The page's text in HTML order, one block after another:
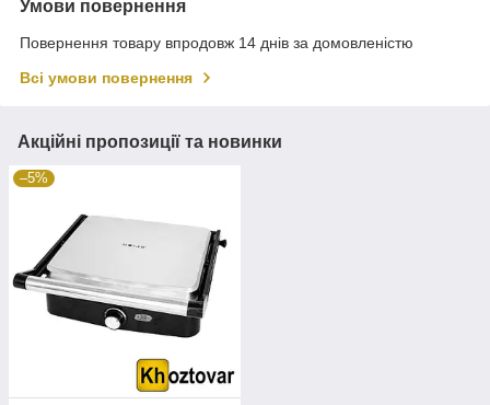
Умови повернення
Повернення товару впродовж 14 днів за домовленістю
Всі умови повернення
Акційні пропозиції та новинки
–5%